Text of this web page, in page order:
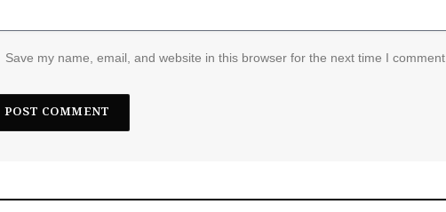
Save my name, email, and website in this browser for the next time I comment.